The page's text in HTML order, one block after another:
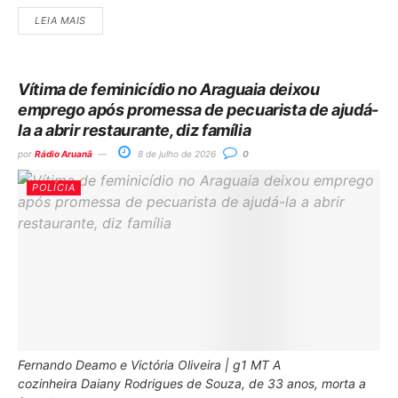
LEIA MAIS
Vítima de feminicídio no Araguaia deixou
emprego após promessa de pecuarista de ajudá-
la a abrir restaurante, diz família
por Rádio Aruanã 8 de julho de 2026 0
POLÍCIA
Fernando Deamo e Victória Oliveira | g1 MT A
cozinheira Daiany Rodrigues de Souza, de 33 anos, morta a